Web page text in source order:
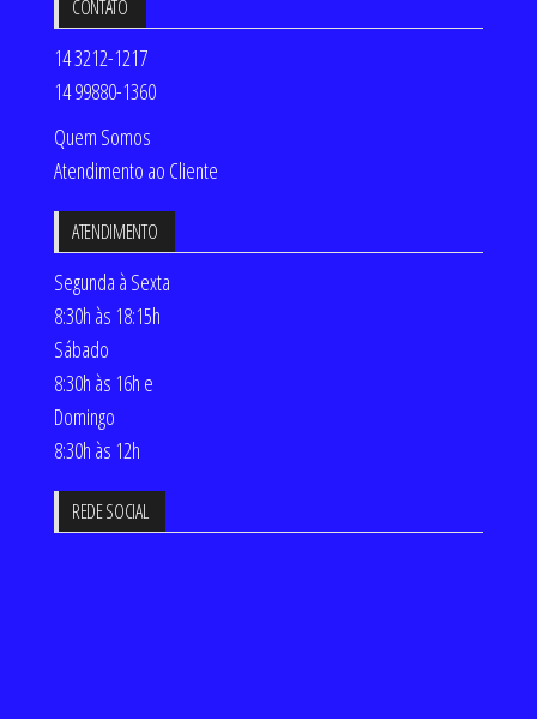
CONTATO
14 3212-1217
14 99880-1360
Quem Somos
Atendimento ao Cliente
ATENDIMENTO
Segunda à Sexta
8:30h às 18:15h
Sábado
8:30h às 16h e
Domingo
8:30h às 12h
REDE SOCIAL